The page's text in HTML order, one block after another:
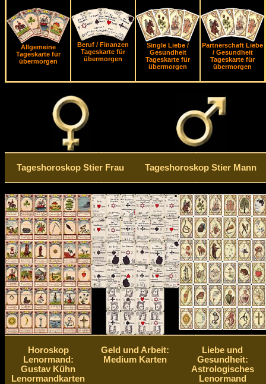
Allgemeine
Tageskarte für
übermorgen
Beruf / Finanzen
Tageskarte für
übermorgen
Single Liebe /
Gesundheit
Tageskarte für
übermorgen
Partnerschaft Liebe
/ Gesundheit
Tageskarte für
übermorgen
Tageshoroskop Stier Frau Tageshoroskop Stier Mann
Horoskop
Lenormand:
Gustav Kühn
Lenormandkarten
Geld und Arbeit:
Medium Karten
Liebe und
Gesundheit:
Astrologisches
Lenormand